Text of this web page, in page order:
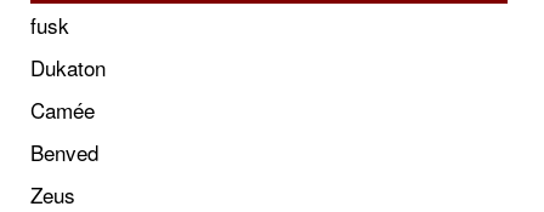
fusk
Dukaton
Camée
Benved
Zeus